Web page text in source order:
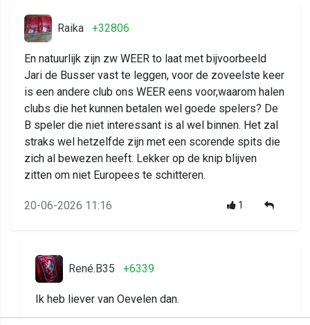
Raika +32806
En natuurlijk zijn zw WEER to laat met bijvoorbeeld
Jari de Busser vast te leggen, voor de zoveelste keer
is een andere club ons WEER eens voor,waarom halen
clubs die het kunnen betalen wel goede spelers? De
B speler die niet interessant is al wel binnen. Het zal
straks wel hetzelfde zijn met een scorende spits die
zich al bewezen heeft. Lekker op de knip blijven
zitten om niet Europees te schitteren.
20-06-2026 11:16 1
René.B35 +6339
Ik heb liever van Oevelen dan.